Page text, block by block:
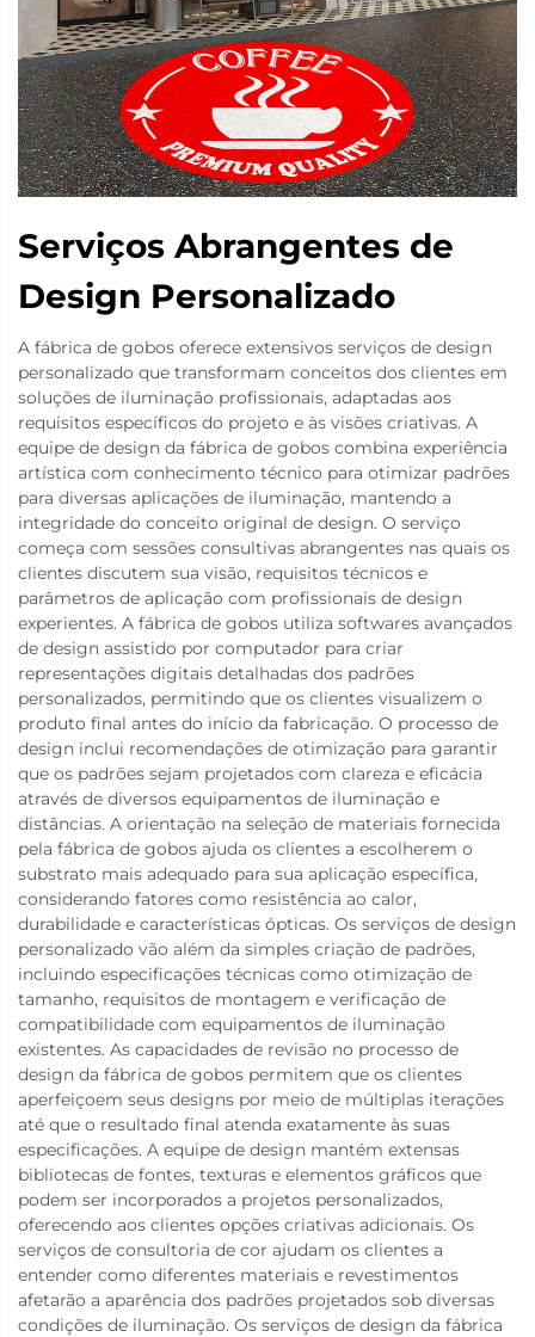
Serviços Abrangentes de
Design Personalizado
A fábrica de gobos oferece extensivos serviços de design
personalizado que transformam conceitos dos clientes em
soluções de iluminação profissionais, adaptadas aos
requisitos específicos do projeto e às visões criativas. A
equipe de design da fábrica de gobos combina experiência
artística com conhecimento técnico para otimizar padrões
para diversas aplicações de iluminação, mantendo a
integridade do conceito original de design. O serviço
começa com sessões consultivas abrangentes nas quais os
clientes discutem sua visão, requisitos técnicos e
parâmetros de aplicação com profissionais de design
experientes. A fábrica de gobos utiliza softwares avançados
de design assistido por computador para criar
representações digitais detalhadas dos padrões
personalizados, permitindo que os clientes visualizem o
produto final antes do início da fabricação. O processo de
design inclui recomendações de otimização para garantir
que os padrões sejam projetados com clareza e eficácia
através de diversos equipamentos de iluminação e
distâncias. A orientação na seleção de materiais fornecida
pela fábrica de gobos ajuda os clientes a escolherem o
substrato mais adequado para sua aplicação específica,
considerando fatores como resistência ao calor,
durabilidade e características ópticas. Os serviços de design
personalizado vão além da simples criação de padrões,
incluindo especificações técnicas como otimização de
tamanho, requisitos de montagem e verificação de
compatibilidade com equipamentos de iluminação
existentes. As capacidades de revisão no processo de
design da fábrica de gobos permitem que os clientes
aperfeiçoem seus designs por meio de múltiplas iterações
até que o resultado final atenda exatamente às suas
especificações. A equipe de design mantém extensas
bibliotecas de fontes, texturas e elementos gráficos que
podem ser incorporados a projetos personalizados,
oferecendo aos clientes opções criativas adicionais. Os
serviços de consultoria de cor ajudam os clientes a
entender como diferentes materiais e revestimentos
afetarão a aparência dos padrões projetados sob diversas
condições de iluminação. Os serviços de design da fábrica